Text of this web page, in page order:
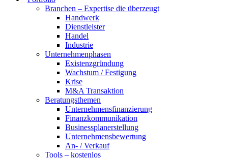
Branchen – Expertise die überzeugt
Handwerk
Dienstleister
Handel
Industrie
Unternehmenphasen
Existenzgründung
Wachstum / Festigung
Krise
M&A Transaktion
Beratungsthemen
Unternehmensfinanzierung
Finanzkommunikation
Businessplanerstellung
Unternehmensbewertung
An- / Verkauf
Tools – kostenlos